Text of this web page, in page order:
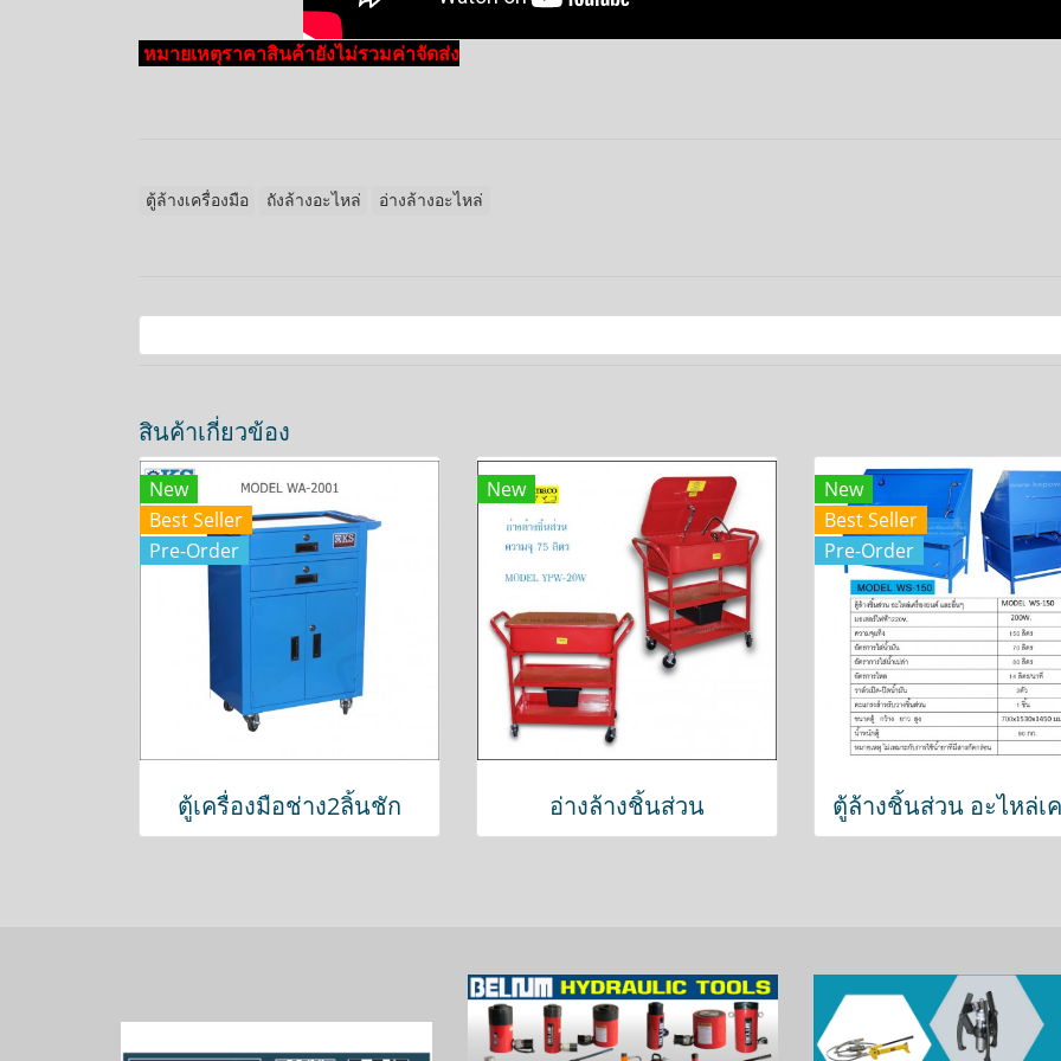
หมายเหตุราคาสินค้ายังไม่รวมค่าจัดส่ง
ตู้ล้างเครื่องมือ ถังล้างอะไหล่ อ่างล้างอะไหล่
สินค้าเกี่ยวข้อง
New
Best Seller
Pre-Order
ตู้เครื่องมือช่าง2ลิ้นชัก
New
อ่างล้างชิ้นส่วน
New
Best Seller
Pre-Order